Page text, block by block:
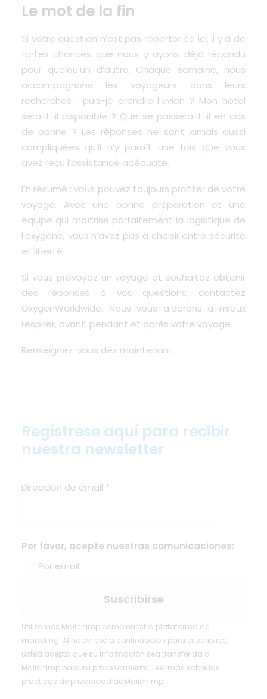
Le mot de la fin
Si votre question n’est pas répertoriée ici, il y a de
fortes chances que nous y ayons déjà répondu
pour quelqu’un d’autre. Chaque semaine, nous
accompagnons les voyageurs dans leurs
recherches : puis-je prendre l’avion ? Mon hôtel
sera-t-il disponible ? Que se passera-t-il en cas
de panne ? Les réponses ne sont jamais aussi
compliquées qu’il n’y paraît une fois que vous
avez reçu l’assistance adéquate.
En résumé : vous pouvez toujours profiter de votre
voyage. Avec une bonne préparation et une
équipe qui maîtrise parfaitement la logistique de
l’oxygène, vous n’avez pas à choisir entre sécurité
et liberté.
Si vous prévoyez un voyage et souhaitez obtenir
des réponses à vos questions, contactez
OxygenWorldwide. Nous vous aiderons à mieux
respirer, avant, pendant et après votre voyage.
Renseignez-vous dès maintenant
Regístrese aquí para recibir
nuestra newsletter
Dirección de email *
Por favor, acepte nuestras comunicaciones:
Por email
Utilizamos Mailchimp como nuestra plataforma de
marketing. Al hacer clic a continuación para suscribirse,
usted acepta que su información sea transferida a
Mailchimp para su procesamiento. Leer más sobre las
prácticas de privacidad de Mailchimp.